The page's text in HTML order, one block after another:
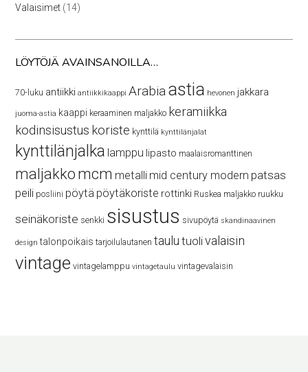
Valaisimet 1414
LÖYTÖJÄ AVAINSANOILLA…
70-luku antiikki antiikkikaappi Arabia astia hevonen jakkara
juoma-astia kaappi keraaminen maljakko keramiikka
kodinsisustus koriste kynttilä kynttilänjalat
kynttilänjalka lamppu lipasto maalaisromanttinen
maljakko mcm metalli mid century modern patsas
peili posliini pöytä pöytäkoriste rottinki Ruskea maljakko ruukku
seinäkoriste senkki sisustus sivupöytä skandinaavinen
design talonpoikais tarjoilulautanen taulu tuolivalaisin
vintage vintagelamppu vintagetaulu vintagevalaisin